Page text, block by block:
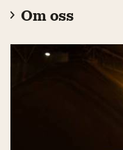
Om oss